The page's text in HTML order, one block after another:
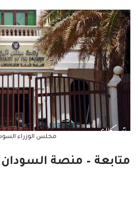
مجلس الوزراء
متابعة – منصة السودان